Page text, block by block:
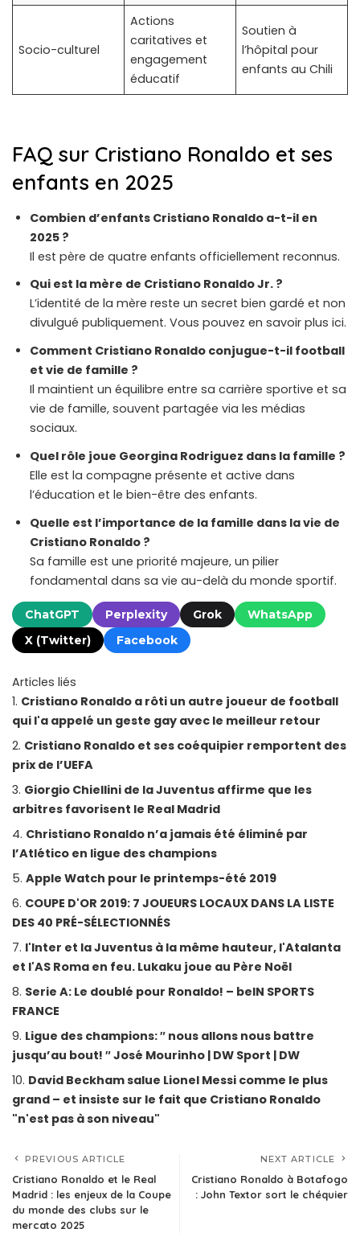
Socio-culturel
Actions
caritatives et
engagement
éducatif
Soutien à
l’hôpital pour
enfants au Chili
FAQ sur Cristiano Ronaldo et ses
enfants en 2025
Combien d’enfants Cristiano Ronaldo a-t-il en
2025 ?
Il est père de quatre enfants officiellement reconnus.
Qui est la mère de Cristiano Ronaldo Jr. ?
L’identité de la mère reste un secret bien gardé et non
divulgué publiquement. Vous pouvez en savoir plus ici.
Comment Cristiano Ronaldo conjugue-t-il football
et vie de famille ?
Il maintient un équilibre entre sa carrière sportive et sa
vie de famille, souvent partagée via les médias
sociaux.
Quel rôle joue Georgina Rodriguez dans la famille ?
Elle est la compagne présente et active dans
l’éducation et le bien-être des enfants.
Quelle est l’importance de la famille dans la vie de
Cristiano Ronaldo ?
Sa famille est une priorité majeure, un pilier
fondamental dans sa vie au-delà du monde sportif.
ChatGPT Perplexity Grok
WhatsApp
X (Twitter)
Facebook
Articles liés
Cristiano Ronaldo a rôti un autre joueur de football
qui l'a appelé un geste gay avec le meilleur retour
Cristiano Ronaldo et ses coéquipier remportent des
prix de l’UEFA
Giorgio Chiellini de la Juventus affirme que les
arbitres favorisent le Real Madrid
Christiano Ronaldo n’a jamais été éliminé par
l’Atlético en ligue des champions
Apple Watch pour le printemps-été 2019
COUPE D'OR 2019: 7 JOUEURS LOCAUX DANS LA LISTE
DES 40 PRÉ-SÉLECTIONNÉS
l'Inter et la Juventus à la même hauteur, l'Atalanta
et l'AS Roma en feu. Lukaku joue au Père Noël
Serie A: Le doublé pour Ronaldo! – beIN SPORTS
FRANCE
Ligue des champions: ″ nous allons nous battre
jusqu’au bout! ″ José Mourinho | DW Sport | DW
David Beckham salue Lionel Messi comme le plus
grand – et insiste sur le fait que Cristiano Ronaldo
"n'est pas à son niveau"
PREVIOUS ARTICLE
Cristiano Ronaldo et le Real
Madrid : les enjeux de la Coupe
du monde des clubs sur le
mercato 2025
NEXT ARTICLE
Cristiano Ronaldo à Botafogo
: John Textor sort le chéquier